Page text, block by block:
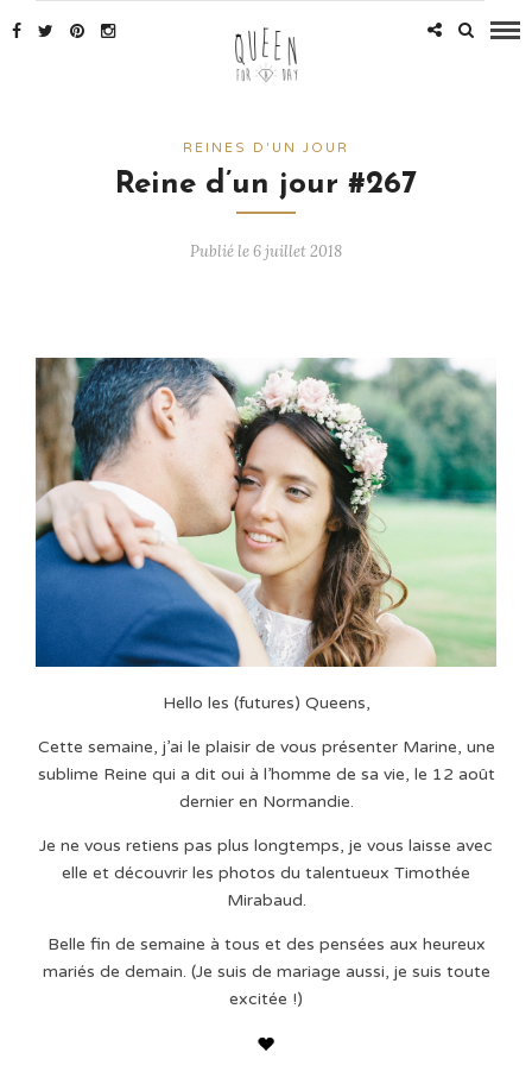
REINES D'UN JOUR
Reine d’un jour #267
Publié le 6 juillet 2018
Hello les (futures) Queens,
Cette semaine, j’ai le plaisir de vous présenter Marine, une
sublime Reine qui a dit oui à l’homme de sa vie, le 12 août
dernier en Normandie.
Je ne vous retiens pas plus longtemps, je vous laisse avec
elle et découvrir les photos du talentueux Timothée
Mirabaud.
Belle fin de semaine à tous et des pensées aux heureux
mariés de demain. (Je suis de mariage aussi, je suis toute
excitée !)